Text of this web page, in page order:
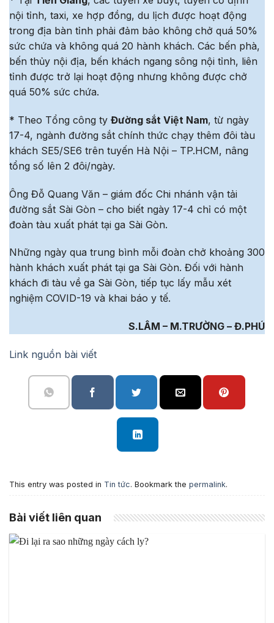
nội tỉnh, taxi, xe hợp đồng, du lịch được hoạt động
trong địa bàn tỉnh phải đảm bảo không chở quá 50%
sức chứa và không quá 20 hành khách. Các bến phà,
bến thủy nội địa, bến khách ngang sông nội tỉnh, liên
tỉnh được trở lại hoạt động nhưng không được chở
quá 50% sức chứa.
* Theo Tổng công ty Đường sắt Việt Nam, từ ngày
17-4, ngành đường sắt chính thức chạy thêm đôi tàu
khách SE5/SE6 trên tuyến Hà Nội – TP.HCM, nâng
tổng số lên 2 đôi/ngày.
Ông Đỗ Quang Văn – giám đốc Chi nhánh vận tải
đường sắt Sài Gòn – cho biết ngày 17-4 chỉ có một
đoàn tàu xuất phát tại ga Sài Gòn.
Những ngày qua trung bình mỗi đoàn chở khoảng 300
hành khách xuất phát tại ga Sài Gòn. Đối với hành
khách đi tàu về ga Sài Gòn, tiếp tục lấy mẫu xét
nghiệm COVID-19 và khai báo y tế.
S.LÂM – M.TRƯỜNG – Đ.PHÚ
Link nguồn bài viết
This entry was posted in Tin tức. Bookmark the permalink.
Bài viết liên quan